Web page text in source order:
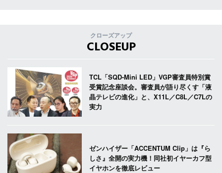
クローズアップ
CLOSEUP
TCL「SQD-Mini LED」VGP審査員特別賞
受賞記念座談会。審査員が語り尽くす「液
晶テレビの進化」と、X11L／C8L／C7Lの
実力
ゼンハイザー「ACCENTUM Clip」は『ら
しさ』全開の実力機！同社初イヤーカフ型
イヤホンを徹底レビュー